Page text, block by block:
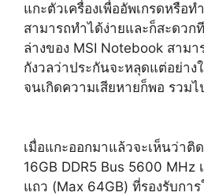
แกะตัวเครื่องเพื่ออัพเกรดหรือ
สามารถทำได้ง่ายและก็สะดวก
ล่างของ MSI Notebook สาม
กังวลว่าประกันจะหลุดแต่อย่าง
จนเกิดความเสียหายก็พอ รวมไ
เมื่อแกะออกมาแล้วจะเห็นว่า
16GB DDR5 Bus 5600 MHz
แถว (Max 64GB) ที่รองรับกา